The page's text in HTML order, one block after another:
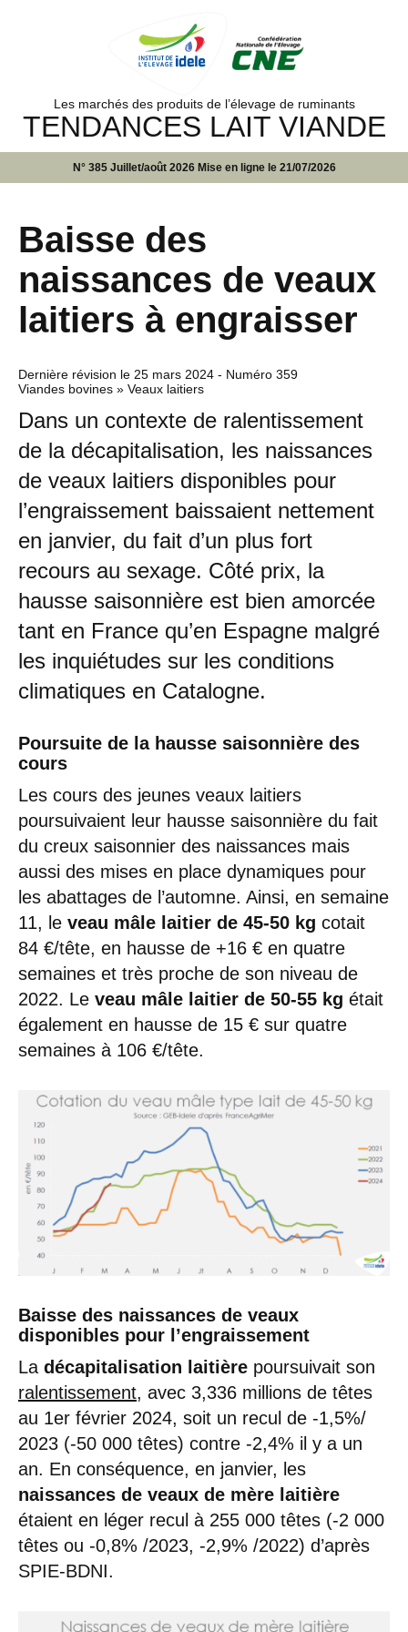
Les marchés des produits de l’élevage de ruminants
TENDANCES LAIT VIANDE
N° 385 Juillet/août 2026 Mise en ligne le 21/07/2026
Baisse des
naissances de veaux
laitiers à engraisser
Dernière révision le 25 mars 2024 - Numéro 359
Viandes bovines » Veaux laitiers
Dans un contexte de ralentissement
de la décapitalisation, les naissances
de veaux laitiers disponibles pour
l’engraissement baissaient nettement
en janvier, du fait d’un plus fort
recours au sexage. Côté prix, la
hausse saisonnière est bien amorcée
tant en France qu’en Espagne malgré
les inquiétudes sur les conditions
climatiques en Catalogne.
Poursuite de la hausse saisonnière des
cours
Les cours des jeunes veaux laitiers
poursuivaient leur hausse saisonnière du fait
du creux saisonnier des naissances mais
aussi des mises en place dynamiques pour
les abattages de l’automne. Ainsi, en semaine
11, le veau mâle laitier de 45-50 kg cotait
84 €/tête, en hausse de +16 € en quatre
semaines et très proche de son niveau de
2022. Le veau mâle laitier de 50-55 kg était
également en hausse de 15 € sur quatre
semaines à 106 €/tête.
Baisse des naissances de veaux
disponibles pour l’engraissement
La décapitalisation laitière poursuivait son
ralentissement, avec 3,336 millions de têtes
au 1er février 2024, soit un recul de -1,5%/
2023 (-50 000 têtes) contre -2,4% il y a un
an. En conséquence, en janvier, les
naissances de veaux de mère laitière
étaient en léger recul à 255 000 têtes (-2 000
têtes ou -0,8% /2023, -2,9% /2022) d’après
SPIE-BDNI.